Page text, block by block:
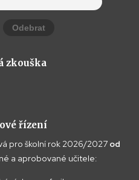
Odebrat
zkouška
řízení
pro školní rok 2026/2027 od
a aprobované učitele: